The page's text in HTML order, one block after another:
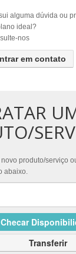
alguma dúvida ou
ideal?
nos
em contato
novo produto/serviço
abaixo.